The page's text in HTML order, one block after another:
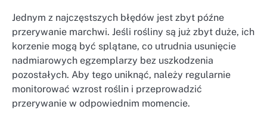
Jednym z najczęstszych błędów jest zbyt późne
przerywanie marchwi. Jeśli rośliny są już zbyt duże, ich
korzenie mogą być splątane, co utrudnia usunięcie
nadmiarowych egzemplarzy bez uszkodzenia
pozostałych. Aby tego uniknąć, należy regularnie
monitorować wzrost roślin i przeprowadzić
przerywanie w odpowiednim momencie.